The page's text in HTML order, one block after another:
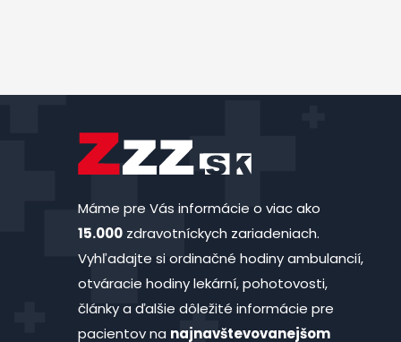
Máme pre Vás informácie o viac ako
15.000 zdravotníckych zariadeniach.
Vyhľadajte si ordinačné hodiny ambulancií,
otváracie hodiny lekární, pohotovosti,
články a ďalšie dôležité informácie pre
pacientov na najnavštevovanejšom